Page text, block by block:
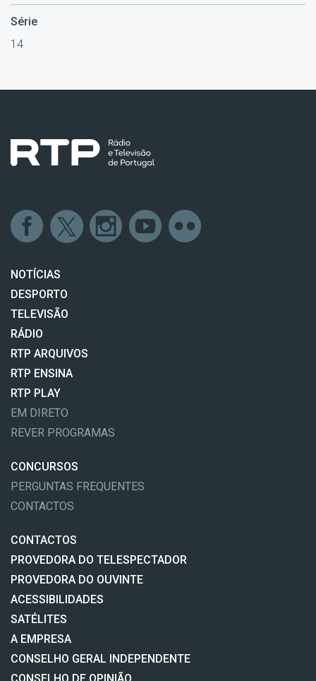
Série
14
NOTÍCIAS
DESPORTO
TELEVISÃO
RÁDIO
RTP ARQUIVOS
RTP ENSINA
RTP PLAY
EM DIRETO
REVER PROGRAMAS
CONCURSOS
PERGUNTAS FREQUENTES
CONTACTOS
CONTACTOS
PROVEDORA DO TELESPECTADOR
PROVEDORA DO OUVINTE
ACESSIBILIDADES
SATÉLITES
A EMPRESA
CONSELHO GERAL INDEPENDENTE
CONSELHO DE OPINIÃO